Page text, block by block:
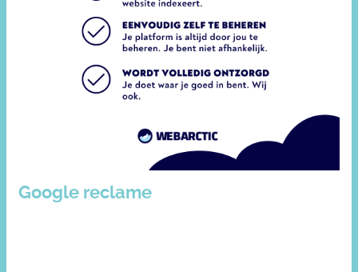
Google reclame